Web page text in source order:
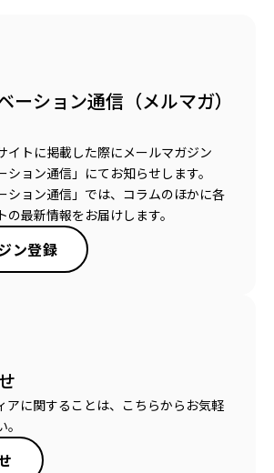
ーション通信（メルマガ）
イトに掲載した際にメールマガジン
ション通信」にてお知らせします。
ション通信」では、コラムのほかに各
最新情報をお届けします。
ン登録
アに関することは、こちらからお気軽